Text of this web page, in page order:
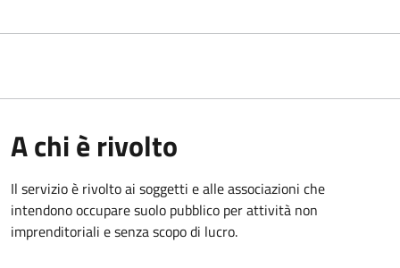
A chi è rivolto
Il servizio è rivolto ai soggetti e alle associazioni che
intendono occupare suolo pubblico per attività non
imprenditoriali e senza scopo di lucro.